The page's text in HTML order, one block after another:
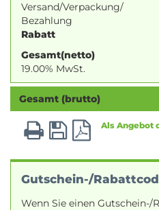
Versand/Verpackung/
Bezahlung
Rabatt
Gesamt(netto)
19.00% MwSt.
Gesamt (brutto)
Als Angebot
Gutschein-/
Wenn Sie einen